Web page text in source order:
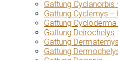
Gattung
Gattung Cyclemys
Gattung
Gattung Deirochelys
Gattung
Gattung